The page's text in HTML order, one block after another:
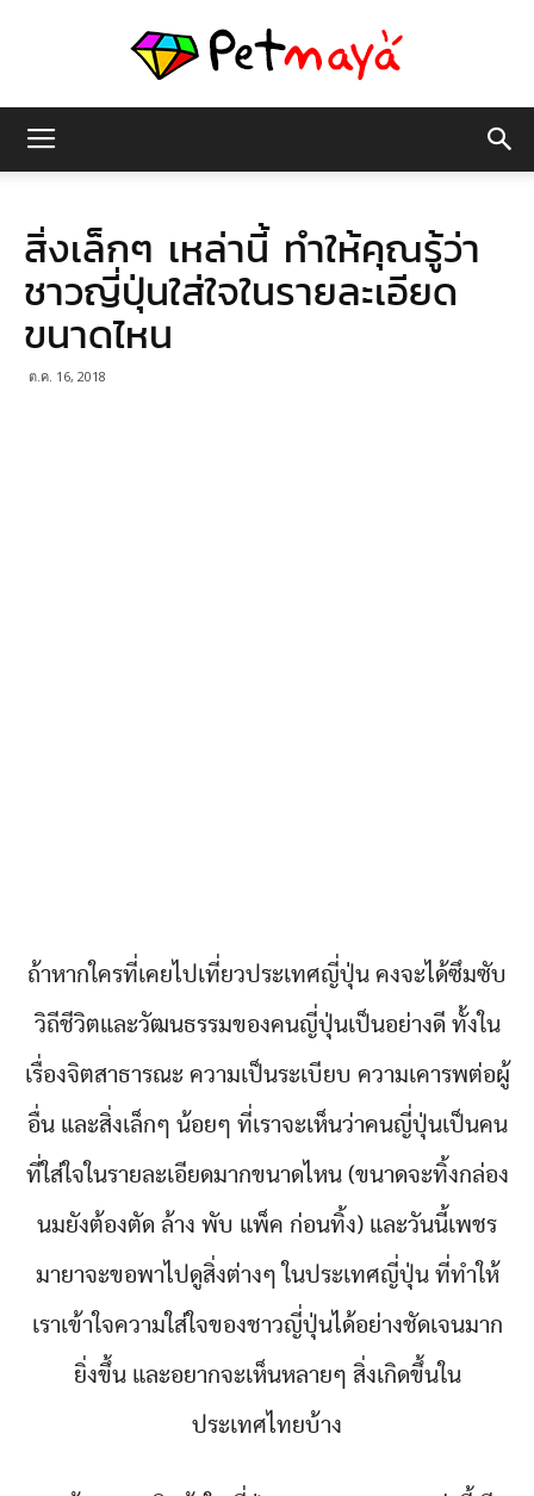
มายา
สิ่งเล็กๆ เหล่านี้ ทำให้คุณรู้ว่า
ชาวญี่ปุ่นใส่ใจในรายละเอียด
ขนาดไหน
ต.ค. 16, 2018
ถ้าหากใครที่เคยไปเที่ยวประเทศญี่ปุ่น คงจะได้ซึมซับ
วิถีชีวิตและวัฒนธรรมของคนญี่ปุ่นเป็นอย่างดี ทั้งใน
เรื่องจิตสาธารณะ ความเป็นระเบียบ ความเคารพต่อผู้
อื่น และสิ่งเล็กๆ น้อยๆ ที่เราจะเห็นว่าคนญี่ปุ่นเป็นคน
ที่ใส่ใจในรายละเอียดมากขนาดไหน (ขนาดจะทิ้งกล่อง
นมยังต้องตัด ล้าง พับ แพ็ค ก่อนทิ้ง) และวันนี้เพชร
มายาจะขอพาไปดูสิ่งต่างๆ ในประเทศญี่ปุ่น ที่ทำให้
เราเข้าใจความใส่ใจของชาวญี่ปุ่นได้อย่างชัดเจนมาก
ยิ่งขึ้น และอยากจะเห็นหลายๆ สิ่งเกิดขึ้นใน
ประเทศไทยบ้าง